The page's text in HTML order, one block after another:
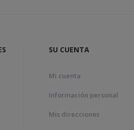
SU CUENTA
Mi cuenta
Información personal
Mis direcciones